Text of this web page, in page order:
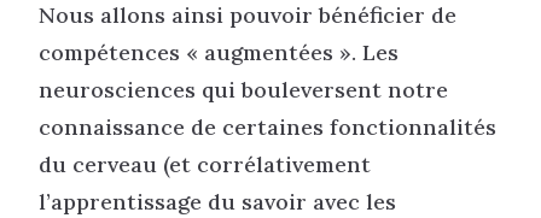
Nous allons ainsi pouvoir bénéficier de
compétences « augmentées ». Les
neurosciences qui bouleversent notre
connaissance de certaines fonctionnalités
du cerveau (et corrélativement
l’apprentissage du savoir avec les